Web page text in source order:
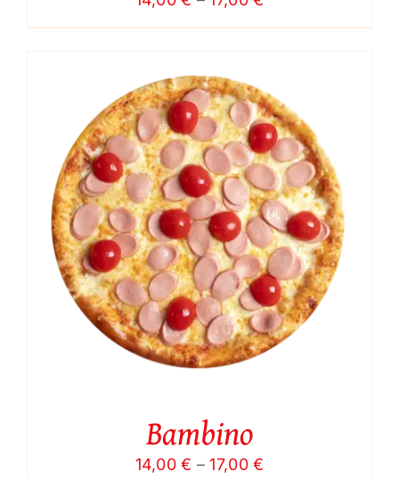
range:
14,00 €
17,00 €
Bambino
14,00€ – 17,00€